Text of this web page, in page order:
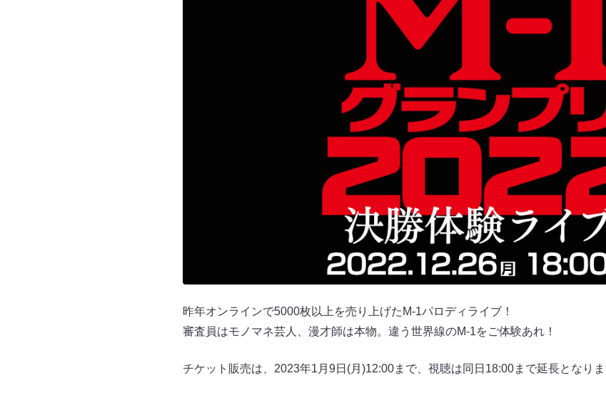
昨年オンラインで5000枚以上を売り上げたM-1パロディライブ！
審査員はモノマネ芸人、漫才師は本物。違う世界線のM-1をご体験あれ！
チケット販売は、2023年1月9日(月)12:00まで、視聴は同日18:00まで延長となり